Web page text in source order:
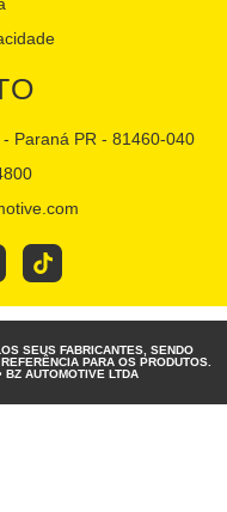
Paraná PR - 81460-040
SEUS FABRICANTES, SENDO
PARA OS PRODUTOS.
BZ AUTOMOTIVE LTDA